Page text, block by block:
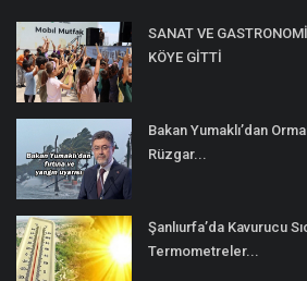
SANAT VE
KÖYE GİTTİ
Bakan Yumaklı’dan
Rüzgar...
Şanlıurfa’da Kavurucu
Termometreler...